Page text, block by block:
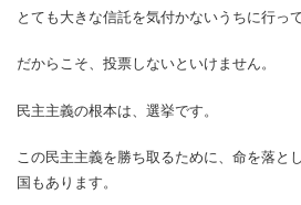
とても大きな信託を気付かないうちに行っ
だからこそ、投票しないといけません。
民主主義の根本は、選挙です。
この民主主義を勝ち取るために、命を落と
国もあります。